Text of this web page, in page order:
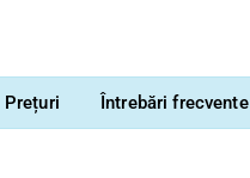
Prețuri Întrebări frecvente